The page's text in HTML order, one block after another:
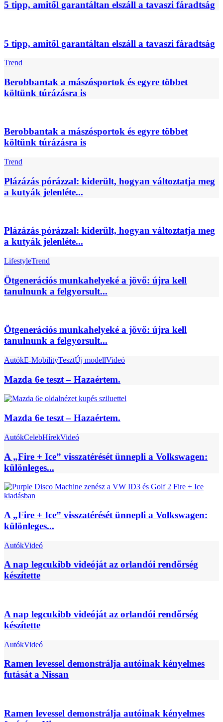
5 tipp, amitől garantáltan elszáll a tavaszi fáradtság
5 tipp, amitől garantáltan elszáll a tavaszi fáradtság
Trend
Berobbantak a mászósportok és egyre többet
költünk túrázásra is
Berobbantak a mászósportok és egyre többet
költünk túrázásra is
Trend
Plázázás pórázzal: kiderült, hogyan változtatja meg
a kutyák jelenléte...
Plázázás pórázzal: kiderült, hogyan változtatja meg
a kutyák jelenléte...
LifestyleTrend
Ötgenerációs munkahelyeké a jövő: újra kell
tanulnunk a felgyorsult...
Ötgenerációs munkahelyeké a jövő: újra kell
tanulnunk a felgyorsult...
AutókE-MobilityTesztÚj modellVideó
Mazda 6e teszt – Hazaértem.
Mazda 6e teszt – Hazaértem.
AutókCelebHírekVideó
A „Fire + Ice” visszatérését ünnepli a Volkswagen:
különleges...
A „Fire + Ice” visszatérését ünnepli a Volkswagen:
különleges...
AutókVideó
A nap legcukibb videóját az orlandói rendőrség
készítette
A nap legcukibb videóját az orlandói rendőrség
készítette
AutókVideó
Ramen levessel demonstrálja autóinak kényelmes
futását a Nissan
Ramen levessel demonstrálja autóinak kényelmes